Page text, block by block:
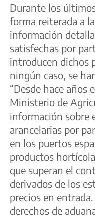
Durante los
forma reiterada a
información
satisfechas por
introducen dichos
ningún caso, se
“Desde hace años
Ministerio de
información sobre
arancelarias por
en los puertos
productos
que superan el
derivados de los
precios en
derechos de